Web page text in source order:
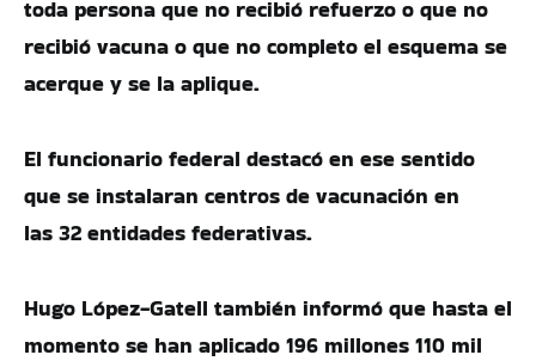
toda persona que no recibió refuerzo o que no
recibió vacuna o que no completo el esquema se
acerque y se la aplique.
El funcionario federal destacó en ese sentido
que se instalaran centros de vacunación en
las 32 entidades federativas.
Hugo López-Gatell también informó que hasta el
momento se han aplicado 196 millones 110 mil